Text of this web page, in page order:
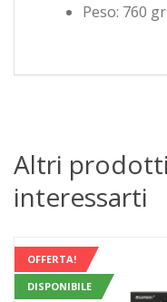
Peso: 760 gr
Altri
interessarti
OFFERTA!
DISPONIBILE